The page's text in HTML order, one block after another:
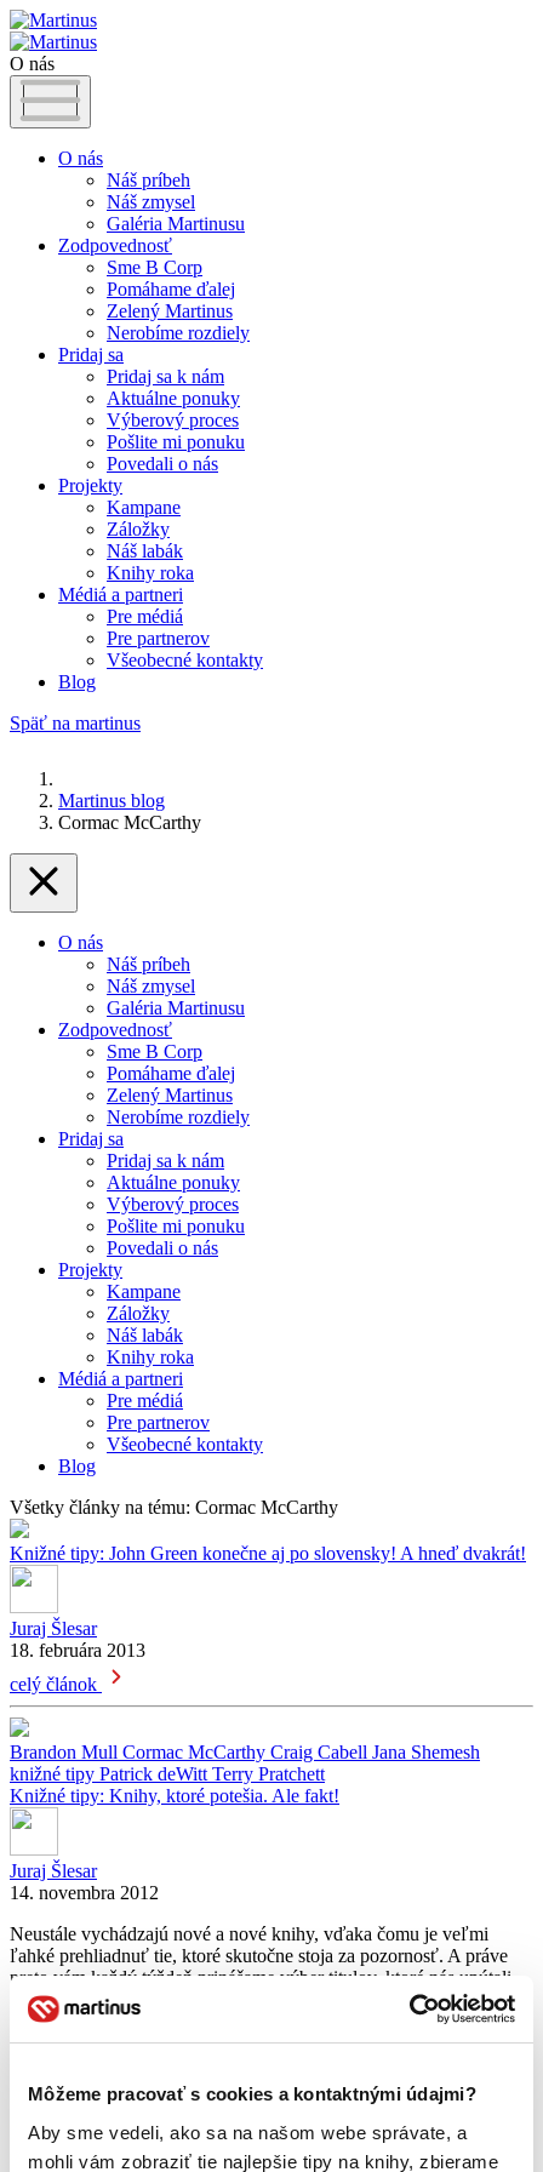
Môžeme pracovať s cookies a kontaktnými údajmi?
Aby sme vedeli, ako sa na našom webe správate, a
mohli vám zobraziť tie najlepšie tipy na knihy, zbierame
O nás
O nás
Náš príbeh
Náš zmysel
Galéria Martinusu
Zodpovednosť
Sme B Corp
Pomáhame ďalej
Zelený Martinus
Nerobíme rozdiely
Pridaj sa
Pridaj sa k nám
Aktuálne ponuky
Výberový proces
Pošlite mi ponuku
Povedali o nás
Projekty
Kampane
Záložky
Náš labák
Knihy roka
Médiá a partneri
Pre médiá
Pre partnerov
Všeobecné kontakty
Blog
Späť na martinus
Martinus blog
Cormac McCarthy
O nás
Náš príbeh
Náš zmysel
Galéria Martinusu
Zodpovednosť
Sme B Corp
Pomáhame ďalej
Zelený Martinus
Nerobíme rozdiely
Pridaj sa
Pridaj sa k nám
Aktuálne ponuky
Výberový proces
Pošlite mi ponuku
Povedali o nás
Projekty
Kampane
Záložky
Náš labák
Knihy roka
Médiá a partneri
Pre médiá
Pre partnerov
Všeobecné kontakty
Blog
Všetky články na tému: Cormac McCarthy
Knižné tipy: John Green konečne aj po slovensky! A hneď dvakrát!
Juraj Šlesar
18. februára 2013
celý článok
Brandon Mull Cormac McCarthy Craig Cabell Jana Shemesh
knižné tipy Patrick deWitt Terry Pratchett
Knižné tipy: Knihy, ktoré potešia. Ale fakt!
Juraj Šlesar
14. novembra 2012
Neustále vychádzajú nové a nové knihy, vďaka čomu je veľmi
ľahké prehliadnuť tie, ktoré skutočne stoja za pozornosť. A práve
preto vám každý týždeň prinášame výber titulov, ktoré nás upútali,
uchvátili a my sme si pri nich povedali: „Tak toto musíme odporučiť
aj ďalej!“ Pozrite sa každý pondelok na novinky minulého týždňa a
nezabudnite si […]
celý článok
Cormac McCarthyGorilaknižné tipyĽudmila UlickáRobert Harris
S.J. Parrisová Tom Nicholson